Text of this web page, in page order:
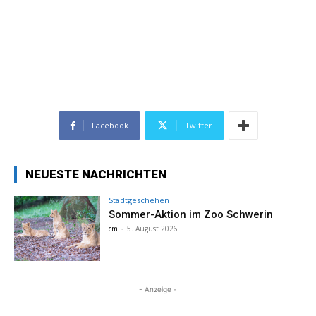
Facebook Twitter
NEUESTE NACHRICHTEN
Stadtgeschehen
Sommer-Aktion im Zoo Schwerin
cm - 5. August 2026
- Anzeige -